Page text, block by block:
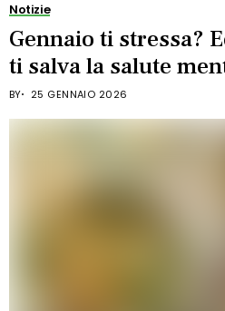
Notizie
Gennaio ti stressa?
ti salva la salute
BY 25 GENNAIO 2026